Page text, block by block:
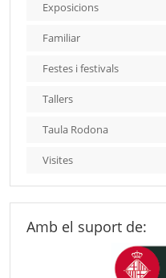
Exposicions
Familiar
Festes i festivals
Tallers
Taula Rodona
Visites
Amb el suport de: